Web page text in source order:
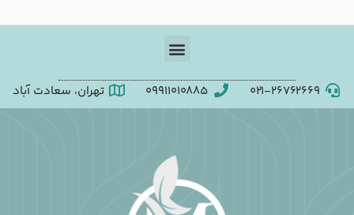
۰۲۱-۲۶۷۶۲۶۶۹ 09911010885 تهران، سعادت آباد